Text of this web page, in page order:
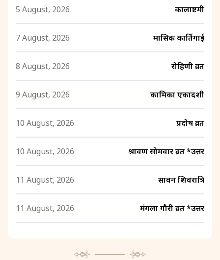
5 August, 2026 कालाष्टमी
7 August, 2026 मासिक कार्तिगाई
8 August, 2026 रोहिणी व्रत
9 August, 2026 कामिका एकादशी
10 August, 2026 प्रदोष व्रत
10 August, 2026 श्रावण सोमवार व्रत *उत्तर
11 August, 2026 सावन शिवरात्रि
11 August, 2026 मंगला गौरी व्रत *उत्तर